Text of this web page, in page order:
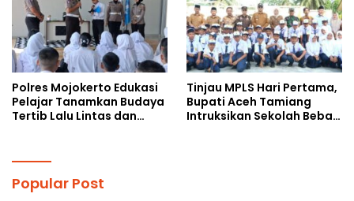
Polres Mojokerto Edukasi
Pelajar Tanamkan Budaya
Tertib Lalu Lintas dan
Tinjau MPLS Hari Pertama,
Bupati Aceh Tamiang
Intruksikan Sekolah Bebas
Popular Post